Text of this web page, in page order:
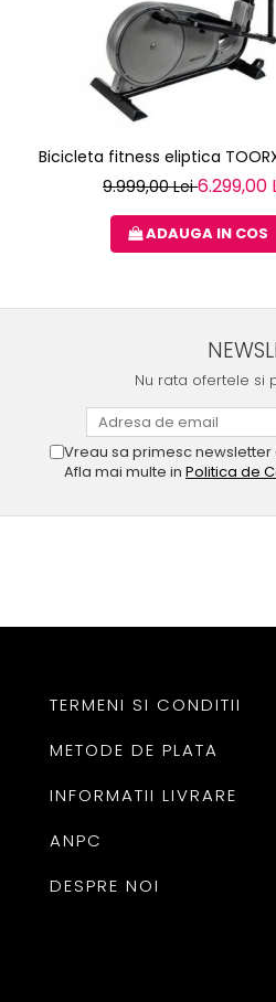
Bicicleta fitness eliptica
9.999,00 Lei6.299,00
ADAUGA IN COS
Nu rata ofertele si
Vreau sa primesc
Afla mai multe in Politica de
TERMENI SI CONDITII
METODE DE PLATA
INFORMATII LIVRARE
ANPC
DESPRE NOI